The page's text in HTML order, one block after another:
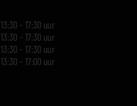
13:30 - 17:30 uur
13:30 - 17:30 uur
13:30 - 17:30 uur
13:30 - 17:00 uur